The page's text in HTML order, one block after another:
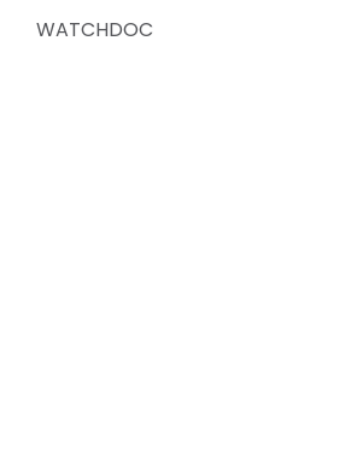
WATCHDOC